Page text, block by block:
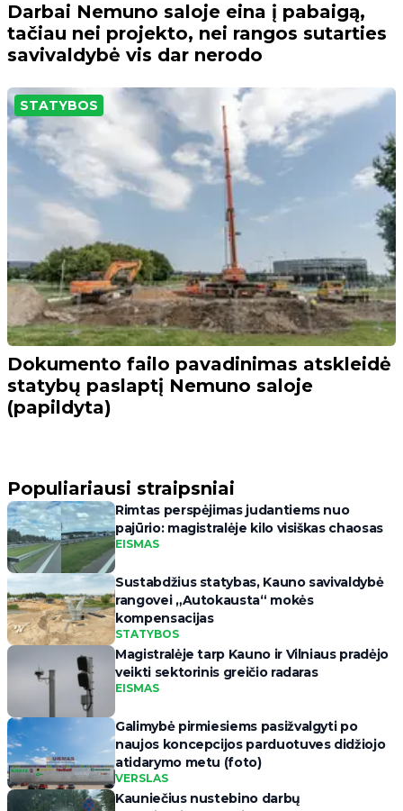
Darbai Nemuno saloje eina į pabaigą,
tačiau nei projekto, nei rangos sutarties
savivaldybė vis dar nerodo
STATYBOS
Dokumento failo pavadinimas atskleidė
statybų paslaptį Nemuno saloje
(papildyta)
Populiariausi straipsniai
Rimtas perspėjimas judantiems nuo
pajūrio: magistralėje kilo visiškas chaosas
EISMAS
Sustabdžius statybas, Kauno savivaldybė
rangovei „Autokausta“ mokės
kompensacijas
STATYBOS
Magistralėje tarp Kauno ir Vilniaus pradėjo
veikti sektorinis greičio radaras
EISMAS
Galimybė pirmiesiems pasižvalgyti po
naujos koncepcijos parduotuves didžiojo
atidarymo metu (foto)
VERSLAS
Kauniečius nustebino darbų